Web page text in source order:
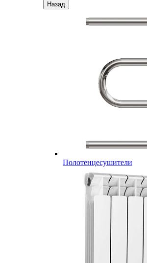
Назад
Полотенцесушители